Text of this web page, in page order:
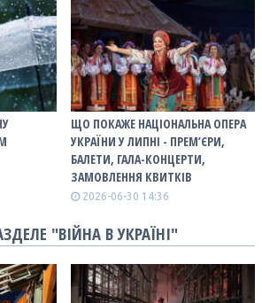
ЩО ПОКАЖЕ НАЦІОНАЛЬНА ОПЕРА
УКРАЇНИ У ЛИПНІ - ПРЕМ’ЄРИ,
БАЛЕТИ, ГАЛА-КОНЦЕРТИ,
ЗАМОВЛЕННЯ КВИТКІВ
2026-06-30 14:36
"ВІЙНА В УКРАЇНІ"